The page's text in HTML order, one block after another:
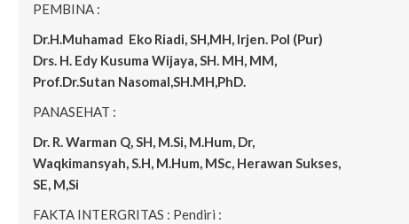
PEMBINA :
Dr.H.Muhamad Eko Riadi, SH,MH, Irjen. Pol (Pur)
Drs. H. Edy Kusuma Wijaya, SH. MH, MM,
Prof.Dr.Sutan Nasomal,SH.MH,PhD.
PANASEHAT :
Dr. R. Warman Q, SH, M.Si, M.Hum, Dr,
Waqkimansyah, S.H, M.Hum, MSc, Herawan Sukses,
SE, M,Si
FAKTA INTERGRITAS : Pendiri :